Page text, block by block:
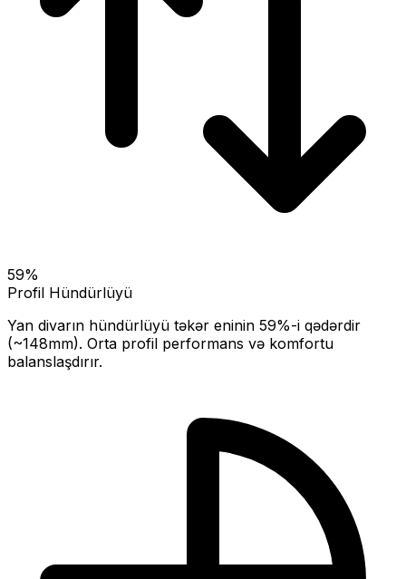
59%
Profil Hündürlüyü
Yan divarın hündürlüyü təkər eninin 59%-i qədərdir
(~148mm). Orta profil performans və komfortu
balanslaşdırır.